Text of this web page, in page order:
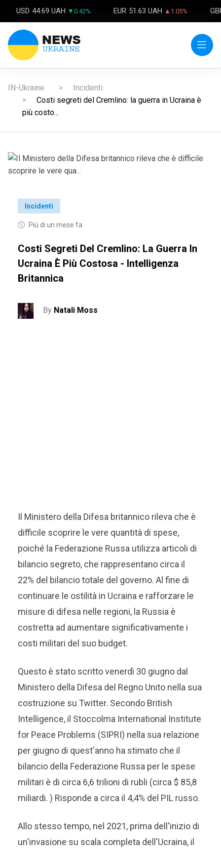
USD 44.69 UAH ▼0.42% EUR 51.63 UAH ▲1.05%
IN-Ukraine
Incidenti
Costi segreti del Cremlino: la guerra in Ucraina è
più costo...
Incidenti
Più di un mese fa
Costi Segreti Del Cremlino: La Guerra In
Ucraina È Più Costosa - Intelligenza
Britannica
By Natali Moss
Il Ministero della Difesa britannico rileva che è
difficile scoprire le vere quantità di spese,
poiché la Federazione Russa utilizza articoli di
bilancio segreto, che rappresentano circa il
22% del bilancio totale del governo. Al fine di
continuare le ostilità in Ucraina e rafforzare le
misure di difesa nelle regioni, la Russia è
costretta ad aumentare significativamente i
costi militari del suo budget.
Questo è stato scritto venerdì 30 giugno dal
Ministero della Difesa del Regno Unito nella sua
costruzione su Twitter. Secondo British
Intelligence, il Stoccolma International Institute
for Peace Problems (SIPRI) nella sua relazione
per giugno di quest'anno ha stimato che il
bilancio della Federazione Russa per le spese
militari è di circa 6,6 trilioni di rubli (circa $ 85,8
miliardi. ) Risponde a circa il 4,4% del PIL russo.
Allo stesso tempo, nel 2021, prima dell'inizio di
un'invasione su scala completa dell'Ucraina, il